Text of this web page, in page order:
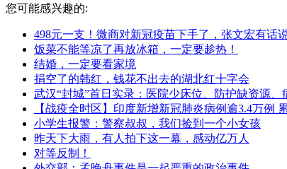
您可能感兴趣的:
498元一支！微商对新冠疫苗下手了，张文宏有话
饭菜不能等凉了再放冰箱，一定要趁热！
结婚，一定要看家境
捐空了的韩红，钱花不出去的湖北红十字会
武汉“封城”首日实录：医院少床位、防护缺资源、
【战疫全时区】印度新增新冠肺炎病例逾3.4万例
小学生报警：警察叔叔，我们捡到一个小女孩
昨天下大雨，有人拍下这一幕，感动亿万人
对等反制！